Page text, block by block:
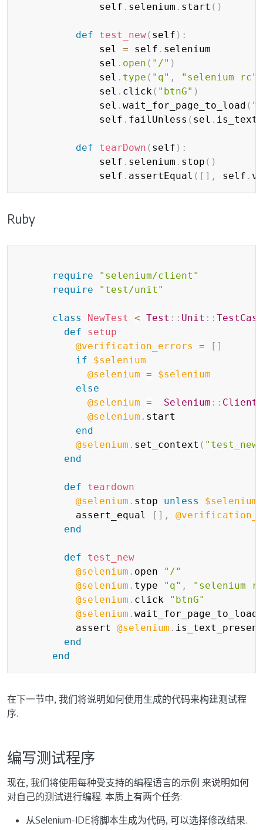
              self
. selenium . start ( )
def test_new( self ) :
              sel
= self . selenium
              sel
. open ( "/" )
              sel
. type ( "q" , "selenium rc"
              sel
. click ( "btnG" )
              sel
. wait_for_page_to_load (
              self
. failUnless ( sel .
def tearDown ( self ) :
              self
. selenium . stop ( )
              self
. assertEqual ( [ ] , self .
Ruby
require
"selenium/client"
require
"test/unit"
class NewTest < Test : : Unit : : TestCase
def
setup
@verification_errors
= [ ]
if
$selenium
@selenium =
$selenium
else
@selenium = Selenium : : Client
@selenium . start
end
@selenium . set_context ( "test_new"
end
def
teardown
@selenium . stop unless
$selenium
          assert_equal
[ ] ,
end
def
test_new
@selenium . open
"/"
@selenium . type "q" ,
"selenium
@selenium . click
"btnG"
@selenium . wait_for_page_to_load
          assert
@selenium . is_text_present
end
end
在下一节中, 我们将说明如何使用生成的代码来构建测试程
序.
编写测试程序
现在, 我们将使用每种受支持的编程语言的示例 来说明如何
对自己的测试进行编程. 本质上有两个任务:
从Selenium-IDE将脚本生成为代码, 可以选择修改结果.